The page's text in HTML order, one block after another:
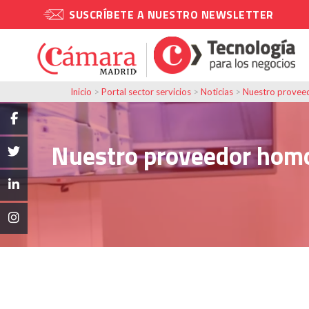
SUSCRÍBETE A NUESTRO NEWSLETTER
Inicio > Portal sector servicios > Noticias > Nuestro
Nuestro proveedor